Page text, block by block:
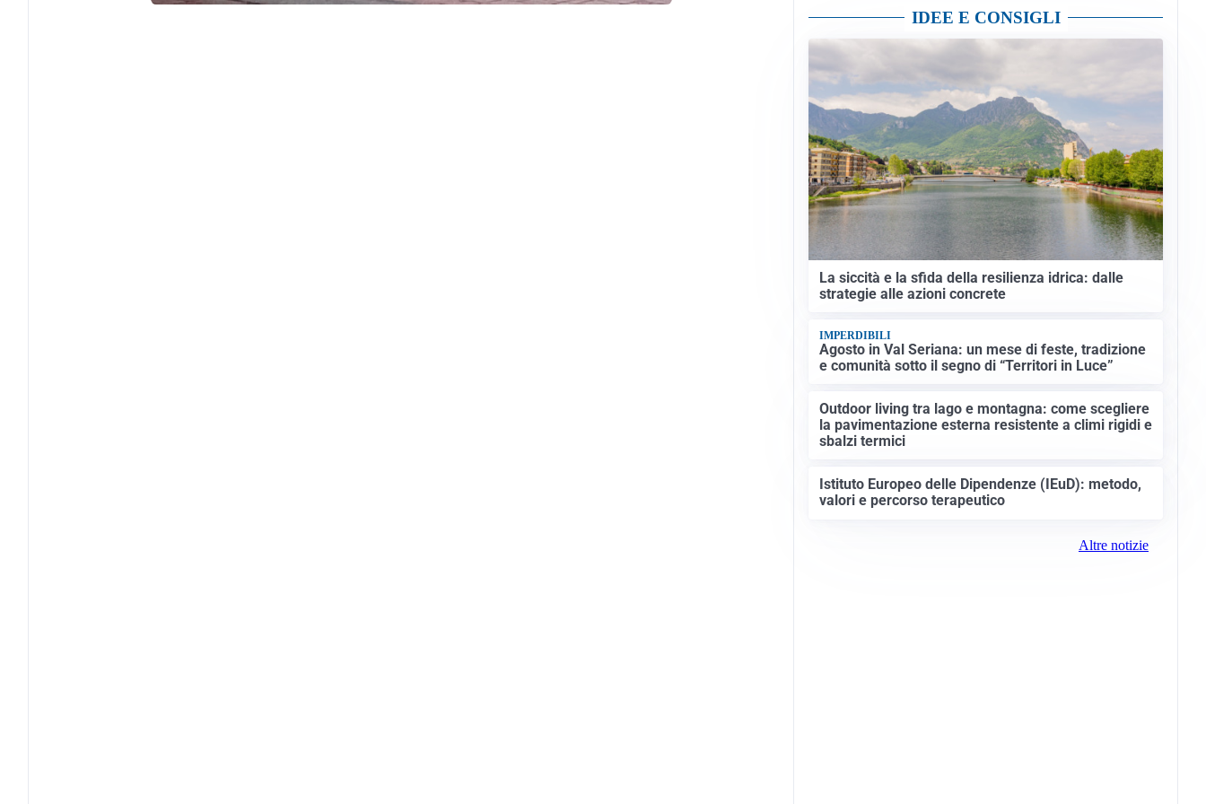
IDEE E CONSIGLI
La siccità e la sfida della resilienza idrica: dalle
strategie alle azioni concrete
IMPERDIBILI
Agosto in Val Seriana: un mese di feste, tradizione
e comunità sotto il segno di “Territori in Luce”
Outdoor living tra lago e montagna: come scegliere
la pavimentazione esterna resistente a climi rigidi e
sbalzi termici
Istituto Europeo delle Dipendenze (IEuD): metodo,
valori e percorso terapeutico
Altre notizie